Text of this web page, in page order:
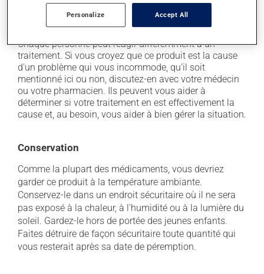
il peut causer des nausées et des vomissements;
Chaque personne peut réagir différemment à un
traitement. Si vous croyez que ce produit est la cause
d'un problème qui vous incommode, qu'il soit
mentionné ici ou non, discutez-en avec votre médecin
ou votre pharmacien. Ils peuvent vous aider à
déterminer si votre traitement en est effectivement la
cause et, au besoin, vous aider à bien gérer la situation.
Conservation
Comme la plupart des médicaments, vous devriez
garder ce produit à la température ambiante.
Conservez-le dans un endroit sécuritaire où il ne sera
pas exposé à la chaleur, à l'humidité ou à la lumière du
soleil. Gardez-le hors de portée des jeunes enfants.
Faites détruire de façon sécuritaire toute quantité qui
vous resterait après sa date de péremption.
Personalize Accept All